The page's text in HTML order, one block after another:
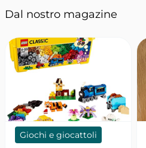
Dal nostro magazine
Giochi e giocattoli